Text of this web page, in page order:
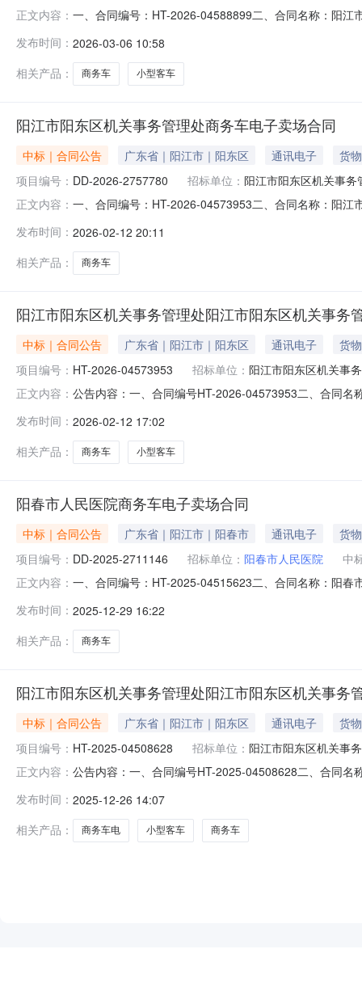
正文内容： 一、合同编号：HT-2026-04588899二、合同名称：阳
车销售有限公司阳江市分公司地址：江列街道联系方式
发布时间： 2026-03-06 10:58
相关产品：
商务车 小型客车
阳江市阳东区机关事务管理处商务车电子卖场合同
中标｜合同公告 广东省｜阳江市｜阳东区 通讯电子
货物
项目编号： DD-2026-2757780 招标单位： 阳江市阳东区机关事务
正文内容： 一、合同编号：HT-2026-04573953二、合同名称：阳
商贸长佳汽车销售有限公司阳江市分公司地址：江列街
发布时间： 2026-02-12 20:11
相关产品：
商务车
阳江市阳东区机关事务管理处阳江市阳东区机关事务
中标｜合同公告 广东省｜阳江市｜阳东区 通讯电子
货物
项目编号： HT-2026-04573953 招标单位： 阳江市阳东区机关事
正文内容： 公告内容：一、合同编号HT-2026-04573953二、合同
长佳汽车销售有限公司阳江市分公司地址：江列街道联
发布时间： 2026-02-12 17:02
相关产品：
商务车 小型客车
阳春市人民医院商务车电子卖场合同
中标｜合同公告 广东省｜阳江市｜阳春市 通讯电子
货物
项目编号： DD-2025-2711146 招标单位： 阳春市人民医院
中
正文内容： 一、合同编号：HT-2025-04515623二、合同名称：阳
址：江列街道联系方式：15875169703六、合同主要信
发布时间： 2025-12-29 16:22
相关产品：
商务车
阳江市阳东区机关事务管理处阳江市阳东区机关事务
中标｜合同公告 广东省｜阳江市｜阳东区 通讯电子
货物
项目编号： HT-2025-04508628 招标单位： 阳江市阳东区机关事
正文内容： 公告内容：一、合同编号HT-2025-04508628二、合同
长佳汽车销售有限公司阳江市分公司地址：江列街道联
发布时间： 2025-12-26 14:07
相关产品：
商务车电 小型客车 商务车